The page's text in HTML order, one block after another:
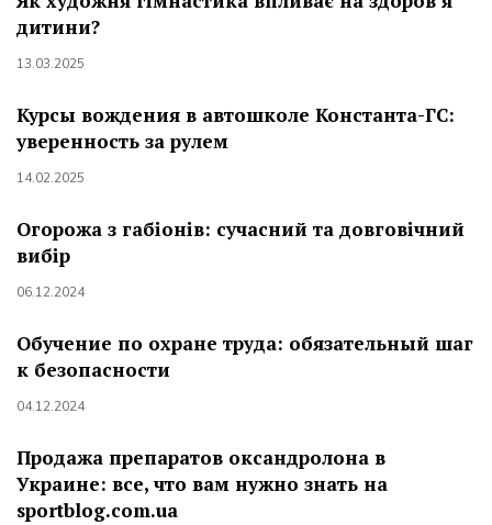
дитини?
13.03.2025
Курсы вождения в автошколе Константа-ГС:
уверенность за рулем
14.02.2025
Огорожа з габіонів: сучасний та довговічний
вибір
06.12.2024
Обучение по охране труда: обязательный шаг
к безопасности
04.12.2024
Продажа препаратов оксандролона в
Украине: все, что вам нужно знать на
sportblog.com.ua